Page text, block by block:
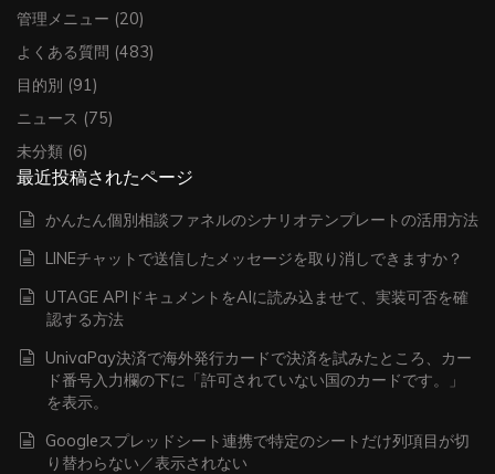
管理メニュー (20)
よくある質問 (483)
目的別 (91)
ニュース (75)
未分類 (6)
最近投稿されたページ
かんたん個別相談ファネルのシナリオテンプレートの活用方法
LINEチャットで送信したメッセージを取り消しできますか？
UTAGE APIドキュメントをAIに読み込ませて、実装可否を確
認する方法
UnivaPay決済で海外発行カードで決済を試みたところ、カー
ド番号入力欄の下に「許可されていない国のカードです。」
を表示。
Googleスプレッドシート連携で特定のシートだけ列項目が切
り替わらない／表示されない